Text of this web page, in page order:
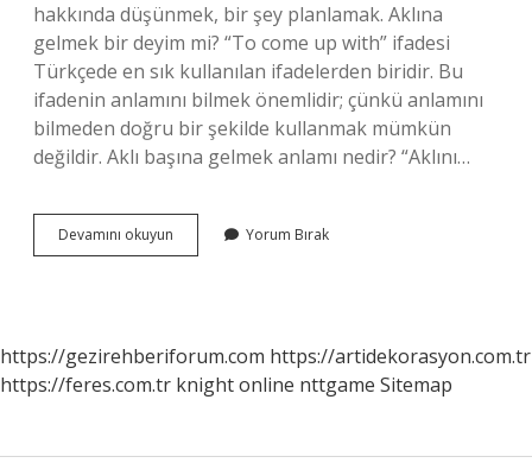
hakkında düşünmek, bir şey planlamak. Aklına
gelmek bir deyim mi? “To come up with” ifadesi
Türkçede en sık kullanılan ifadelerden biridir. Bu
ifadenin anlamını bilmek önemlidir; çünkü anlamını
bilmeden doğru bir şekilde kullanmak mümkün
değildir. Aklı başına gelmek anlamı nedir? “Aklını…
Devamını okuyun
Başına
Yorum Bırak
https://gezirehberiforum.com https://artidekorasyon.com.tr
https://feres.com.tr knight online nttgame Sitemap